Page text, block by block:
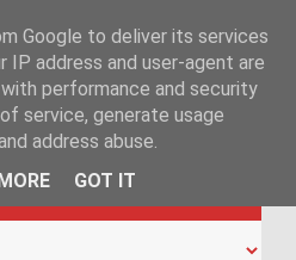
Google to deliver its services
IP address and user-agent are
performance and security
service, generate usage
address abuse.
GOT IT